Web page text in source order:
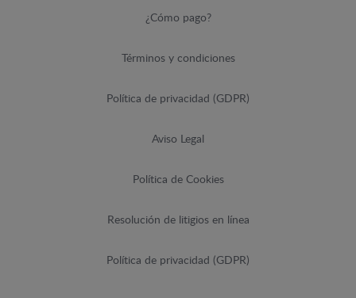
¿Cómo pago?
Términos y condiciones
Política de privacidad (GDPR)
Aviso Legal
Política de Cookies
Resolución de litigios en línea
Política de privacidad (GDPR)